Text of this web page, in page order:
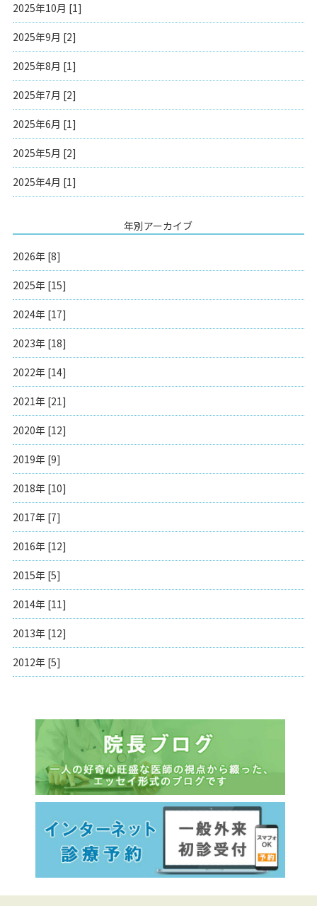
2025年10月 [1]
2025年9月 [2]
2025年8月 [1]
2025年7月 [2]
2025年6月 [1]
2025年5月 [2]
2025年4月 [1]
年別アーカイブ
2026年 [8]
2025年 [15]
2024年 [17]
2023年 [18]
2022年 [14]
2021年 [21]
2020年 [12]
2019年 [9]
2018年 [10]
2017年 [7]
2016年 [12]
2015年 [5]
2014年 [11]
2013年 [12]
2012年 [5]